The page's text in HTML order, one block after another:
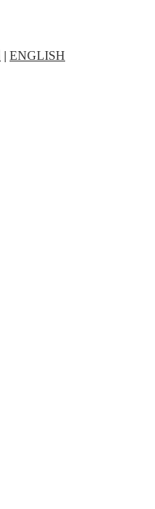
| ENGLISH